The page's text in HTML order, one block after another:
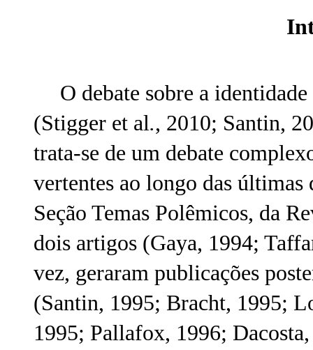
O debate sobre a
(Stigger et al., 2010; Santin,
trata-se de um debate
vertentes ao longo das
Seção Temas Polêmicos, da
dois artigos (Gaya, 1994;
vez, geraram publicações
(Santin, 1995; Bracht, 1995;
1995; Pallafox, 1996;